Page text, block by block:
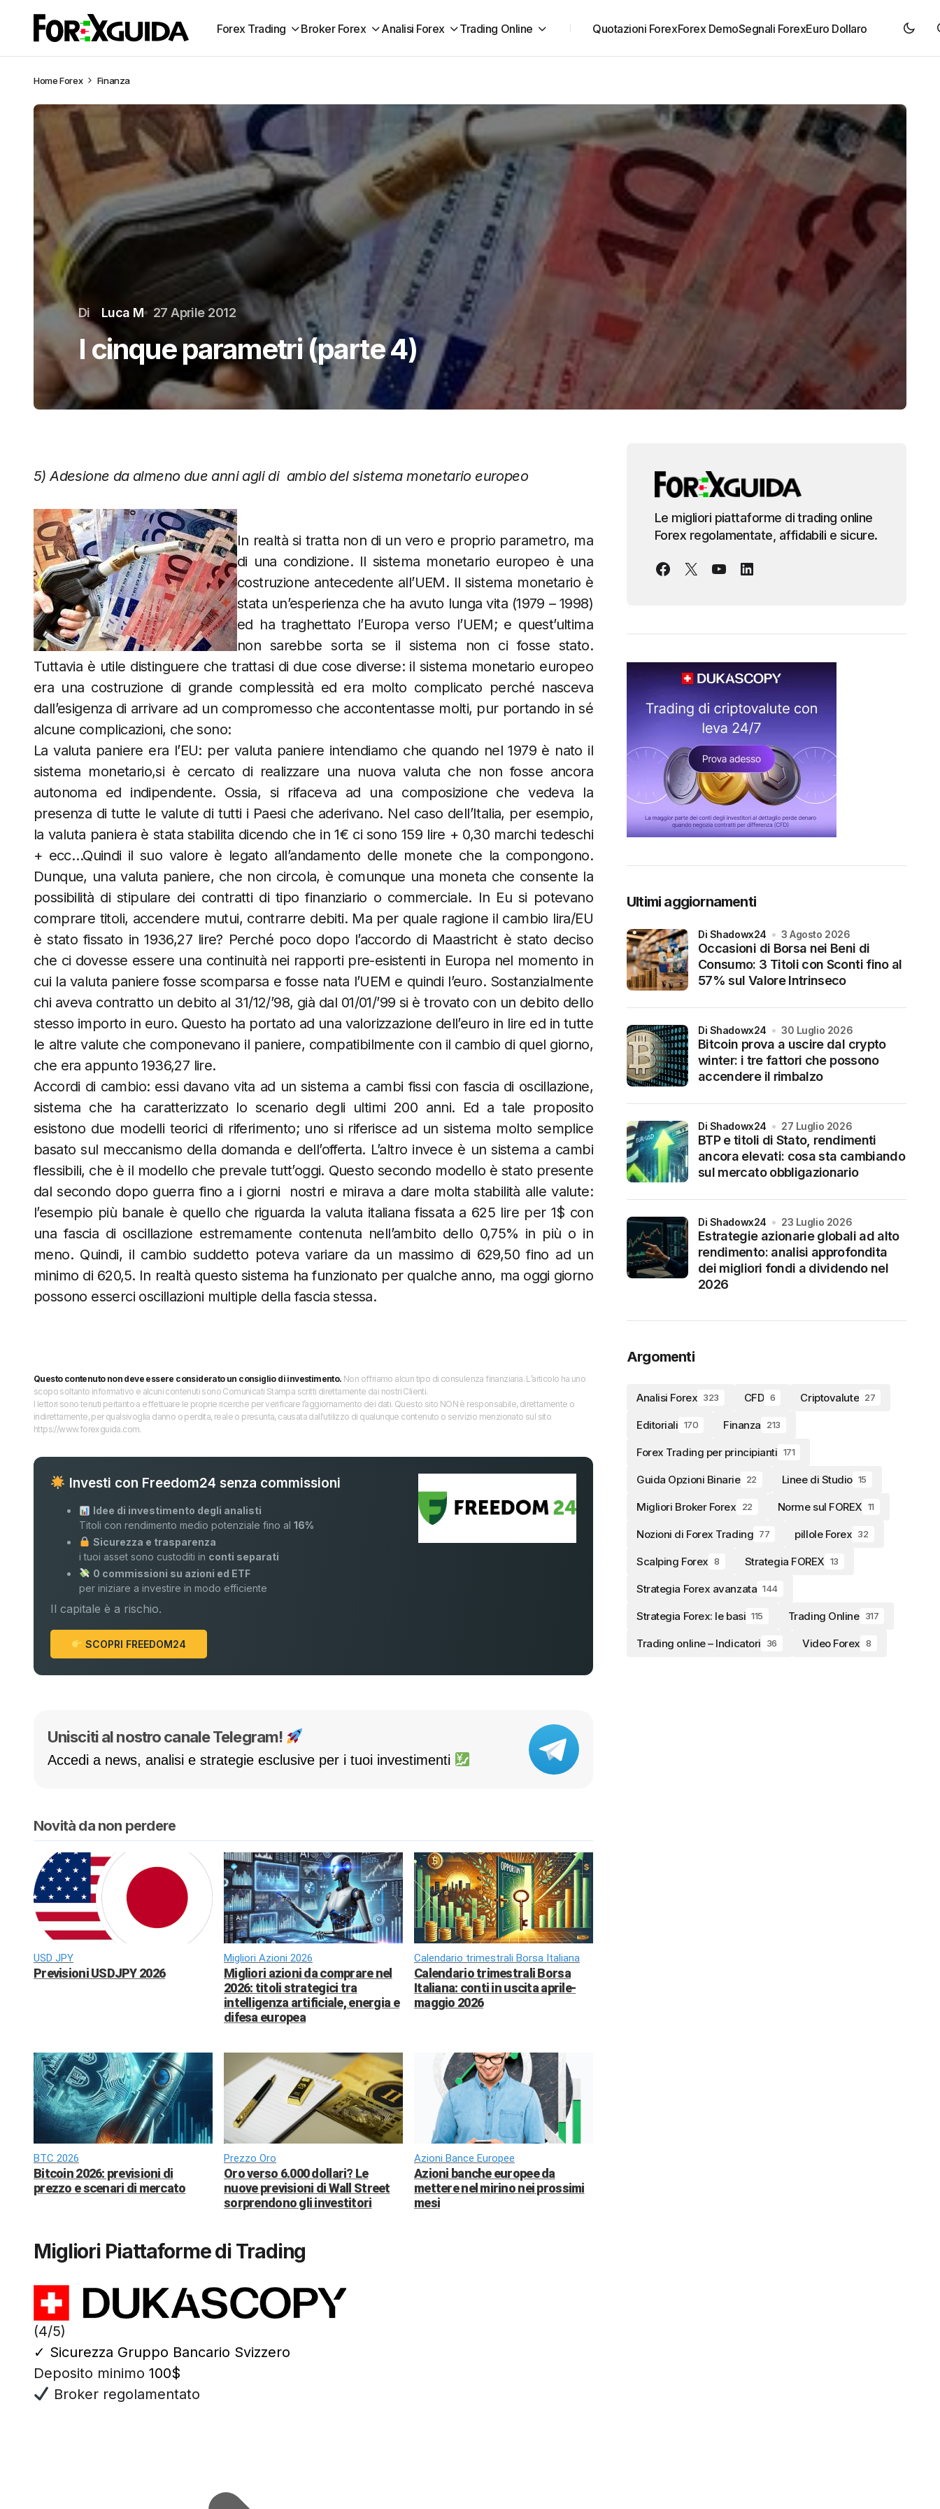
Forex Trading Broker Forex Analisi Forex Trading Online Quotazioni ForexForex DemoSegnali ForexEuro Dollaro
HomeForex Finanza
Di Luca M 27 Aprile 2012
I cinque parametri (parte 4)
5) Adesione da almeno due anni agli di ambio del sistema monetario europeo
In realtà si tratta non di un vero e proprio parametro, ma
di una condizione. Il sistema monetario europeo è una
costruzione antecedente all’UEM. Il sistema monetario è
stata un’esperienza che ha avuto lunga vita (1979 – 1998)
ed ha traghettato l’Europa verso l’UEM; e quest’ultima
non sarebbe sorta se il sistema non ci fosse stato.
Tuttavia è utile distinguere che trattasi di due cose diverse: il sistema monetario europeo
era una costruzione di grande complessità ed era molto complicato perché nasceva
dall’esigenza di arrivare ad un compromesso che accontentasse molti, pur portando in sé
alcune complicazioni, che sono:
La valuta paniere era l’EU: per valuta paniere intendiamo che quando nel 1979 è nato il
sistema monetario,si è cercato di realizzare una nuova valuta che non fosse ancora
autonoma ed indipendente. Ossia, si rifaceva ad una composizione che vedeva la
presenza di tutte le valute di tutti i Paesi che aderivano. Nel caso dell’Italia, per esempio,
la valuta paniera è stata stabilita dicendo che in 1€ ci sono 159 lire + 0,30 marchi tedeschi
+ ecc…Quindi il suo valore è legato all’andamento delle monete che la compongono.
Dunque, una valuta paniere, che non circola, è comunque una moneta che consente la
possibilità di stipulare dei contratti di tipo finanziario o commerciale. In Eu si potevano
comprare titoli, accendere mutui, contrarre debiti. Ma per quale ragione il cambio lira/EU
è stato fissato in 1936,27 lire? Perché poco dopo l’accordo di Maastricht è stato deciso
che ci dovesse essere una continuità nei rapporti pre-esistenti in Europa nel momento in
cui la valuta paniere fosse scomparsa e fosse nata l’UEM e quindi l’euro. Sostanzialmente
chi aveva contratto un debito al 31/12/’98, già dal 01/01/’99 si è trovato con un debito dello
stesso importo in euro. Questo ha portato ad una valorizzazione dell’euro in lire ed in tutte
le altre valute che componevano il paniere, compatibilmente con il cambio di quel giorno,
che era appunto 1936,27 lire.
Accordi di cambio: essi davano vita ad un sistema a cambi fissi con fascia di oscillazione,
sistema che ha caratterizzato lo scenario degli ultimi 200 anni. Ed a tale proposito
esistono due modelli teorici di riferimento; uno si riferisce ad un sistema molto semplice
basato sul meccanismo della domanda e dell’offerta. L’altro invece è un sistema a cambi
flessibili, che è il modello che prevale tutt’oggi. Questo secondo modello è stato presente
dal secondo dopo guerra fino a i giorni nostri e mirava a dare molta stabilità alle valute:
l’esempio più banale è quello che riguarda la valuta italiana fissata a 625 lire per 1$ con
una fascia di oscillazione estremamente contenuta nell’ambito dello 0,75% in più o in
meno. Quindi, il cambio suddetto poteva variare da un massimo di 629,50 fino ad un
minimo di 620,5. In realtà questo sistema ha funzionato per qualche anno, ma oggi giorno
possono esserci oscillazioni multiple della fascia stessa.
Questo contenuto non deve essere considerato un consiglio di investimento. Non offriamo alcun tipo di consulenza finanziaria. L’articolo ha uno
scopo soltanto informativo e alcuni contenuti sono Comunicati Stampa scritti direttamente dai nostri Clienti.
I lettori sono tenuti pertanto a effettuare le proprie ricerche per verificare l’aggiornamento dei dati. Questo sito NON è responsabile, direttamente o
indirettamente, per qualsivoglia danno o perdita, reale o presunta, causata dall'utilizzo di qualunque contenuto o servizio menzionato sul sito
https://www.forexguida.com.
Investi con Freedom24 senza commissioni
Idee di investimento degli analisti
Titoli con rendimento medio potenziale fino al16%
Sicurezza e trasparenza
i tuoi asset sono custoditi in conti separati
0 commissioni su azioni ed ETF
per iniziare a investire in modo efficiente
Il capitale è a rischio.
SCOPRI FREEDOM24
Unisciti al nostro canale Telegram!
Accedi a news, analisi e strategie esclusive per i tuoi investimenti
Novità da non perdere
USD JPY
Previsioni USDJPY 2026
Migliori Azioni 2026
Migliori azioni da comprare nel
2026: titoli strategici tra
intelligenza artificiale, energia e
difesa europea
Calendario trimestrali Borsa Italiana
Calendario trimestrali Borsa
Italiana: conti in uscita aprile-
maggio 2026
BTC 2026
Bitcoin 2026: previsioni di
prezzo e scenari di mercato
Prezzo Oro
Oro verso 6.000 dollari? Le
nuove previsioni di Wall Street
sorprendono gli investitori
Azioni Bance Europee
Azioni banche europee da
mettere nel mirino nei prossimi
mesi
Migliori Piattaforme di Trading
(4/5)
✓ Sicurezza Gruppo Bancario Svizzero
Deposito minimo 100$
Broker regolamentato
Le migliori piattaforme di trading online
Forex regolamentate, affidabili e sicure.
Ultimi aggiornamenti
Occasioni di Borsa nei Beni di
Consumo: 3 Titoli con Sconti fino al
57% sul Valore Intrinseco
di Shadowx24 3 Agosto 2026
Bitcoin prova a uscire dal crypto
winter: i tre fattori che possono
accendere il rimbalzo
di Shadowx24 30 Luglio 2026
BTP e titoli di Stato, rendimenti
ancora elevati: cosa sta cambiando
sul mercato obbligazionario
di Shadowx24 27 Luglio 2026
Estrategie azionarie globali ad alto
rendimento: analisi approfondita
dei migliori fondi a dividendo nel
2026
di Shadowx24 23 Luglio 2026
Argomenti
Analisi Forex 323 CFD 6 Criptovalute 27
Editoriali 170 Finanza 213
Forex Trading per principianti 171
Guida Opzioni Binarie 22 Linee di Studio 15
Migliori Broker Forex 22 Norme sul FOREX 11
Nozioni di Forex Trading 77 pillole Forex 32
Scalping Forex 8 Strategia FOREX 13
Strategia Forex avanzata 144
Strategia Forex: le basi 115 Trading Online 317
Trading online – Indicatori 36 Video Forex 8